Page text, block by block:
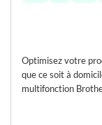
Optimisez votre
que ce soit à
multifonction